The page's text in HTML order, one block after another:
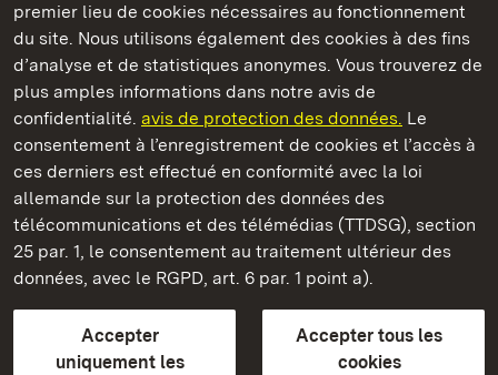
premier lieu de cookies nécessaires au fonctionnement
du site. Nous utilisons également des cookies à des fins
d’analyse et de statistiques anonymes. Vous trouverez de
plus amples informations dans notre avis de
confidentialité. avis de protection des données. Le
consentement à l’enregistrement de cookies et l’accès à
ces derniers est effectué en conformité avec la loi
allemande sur la protection des données des
télécommunications et des télémédias (TTDSG), section
25 par. 1, le consentement au traitement ultérieur des
données, avec le RGPD, art. 6 par. 1 point a).
Accepter
uniquement les
Accepter tous les
cookies
Staatliche Schlösser und Gärten Baden‑Württemberg
Châteaux et jardins publics du Bade-Wurtemberg
ContactFAQ et réponsesMentions légales
Protection des données
Explications sur l’accessibilité
BITV-konform (geprüfte Seiten)
plus loin